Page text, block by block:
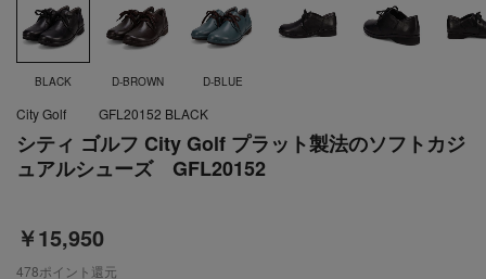
BLACK D-BROWN D-BLUE
シティ ゴルフ City Golf プラット製法のソフトカジ
ュアルシューズ GFL20152
￥15,950
City Golf GFL20152 BLACK
478ポイント還元